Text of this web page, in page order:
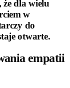
że dla wielu
w
do
otwarte.
empatii